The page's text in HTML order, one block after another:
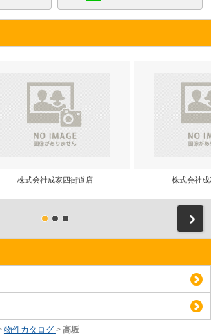
株式会社成家四街道店 株式会社
物件カタログ > 高坂